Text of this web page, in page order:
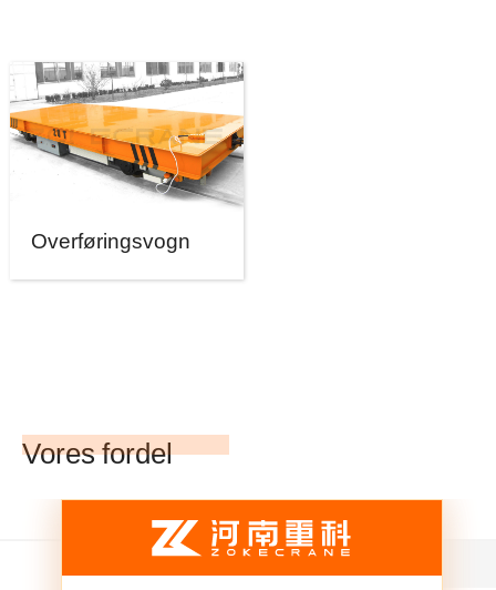
Overføringsvogn
Vores fordel